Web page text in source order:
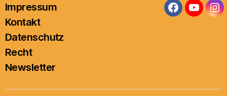
Impressum
Kontakt
Datenschutz
Recht
Newsletter
Facebook